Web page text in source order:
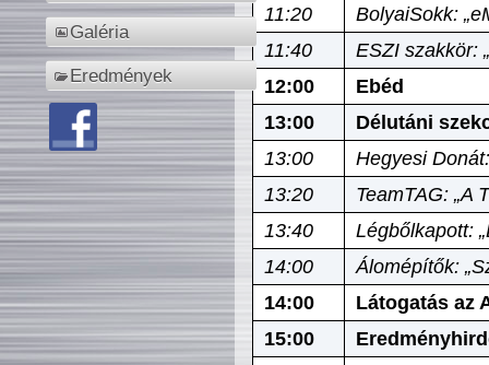
Galéria
Eredmények
11:20
BolyaiSokk:
11:40
ESZI szakkör:
12:00
Ebéd
13:00
Délutáni
13:00
Hegyesi
13:20
TeamTAG: „A
13:40
Légbőlkapott:
14:00
Álomépítők:
14:00
Látogatás az
15:00